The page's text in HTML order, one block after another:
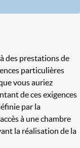
des prestations de
particulières
vous auriez
de ces exigences
par la
à une chambre
la réalisation de la